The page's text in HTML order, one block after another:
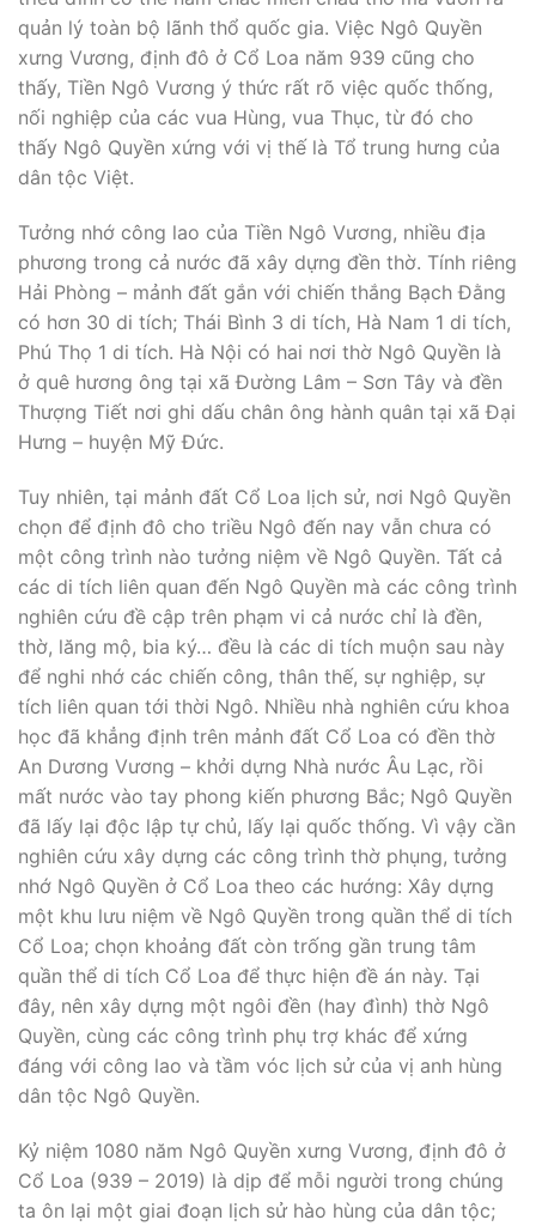
quản lý toàn bộ lãnh thổ quốc gia. Việc Ngô Quyền
xưng Vương, định đô ở Cổ Loa năm 939 cũng cho
thấy, Tiền Ngô Vương ý thức rất rõ việc quốc thống,
nối nghiệp của các vua Hùng, vua Thục, từ đó cho
thấy Ngô Quyền xứng với vị thế là Tổ trung hưng của
dân tộc Việt.
Tưởng nhớ công lao của Tiền Ngô Vương, nhiều địa
phương trong cả nước đã xây dựng đền thờ. Tính riêng
Hải Phòng – mảnh đất gắn với chiến thắng Bạch Đằng
có hơn 30 di tích; Thái Bình 3 di tích, Hà Nam 1 di tích,
Phú Thọ 1 di tích. Hà Nội có hai nơi thờ Ngô Quyền là
ở quê hương ông tại xã Đường Lâm – Sơn Tây và đền
Thượng Tiết nơi ghi dấu chân ông hành quân tại xã Đại
Hưng – huyện Mỹ Đức.
Tuy nhiên, tại mảnh đất Cổ Loa lịch sử, nơi Ngô Quyền
chọn để định đô cho triều Ngô đến nay vẫn chưa có
một công trình nào tưởng niệm về Ngô Quyền. Tất cả
các di tích liên quan đến Ngô Quyền mà các công trình
nghiên cứu đề cập trên phạm vi cả nước chỉ là đền,
thờ, lăng mộ, bia ký… đều là các di tích muộn sau này
để nghi nhớ các chiến công, thân thế, sự nghiệp, sự
tích liên quan tới thời Ngô. Nhiều nhà nghiên cứu khoa
học đã khẳng định trên mảnh đất Cổ Loa có đền thờ
An Dương Vương – khởi dựng Nhà nước Âu Lạc, rồi
mất nước vào tay phong kiến phương Bắc; Ngô Quyền
đã lấy lại độc lập tự chủ, lấy lại quốc thống. Vì vậy cần
nghiên cứu xây dựng các công trình thờ phụng, tưởng
nhớ Ngô Quyền ở Cổ Loa theo các hướng: Xây dựng
một khu lưu niệm về Ngô Quyền trong quần thể di tích
Cổ Loa; chọn khoảng đất còn trống gần trung tâm
quần thể di tích Cổ Loa để thực hiện đề án này. Tại
đây, nên xây dựng một ngôi đền (hay đình) thờ Ngô
Quyền, cùng các công trình phụ trợ khác để xứng
đáng với công lao và tầm vóc lịch sử của vị anh hùng
dân tộc Ngô Quyền.
Kỷ niệm 1080 năm Ngô Quyền xưng Vương, định đô ở
Cổ Loa (939 – 2019) là dịp để mỗi người trong chúng
ta ôn lại một giai đoạn lịch sử hào hùng của dân tộc;